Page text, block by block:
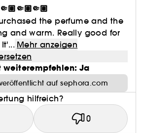
the perfume and the
and warm. Really good for
Mehr anzeigen
weiterempfehlen: Ja
auf sephora.com
hilfreich?
0